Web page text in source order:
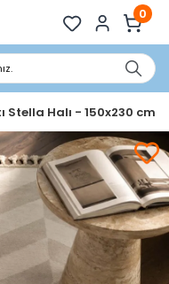
0
Stella Halı - 150x230 cm